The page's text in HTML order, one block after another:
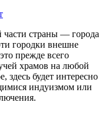
части страны — города
городки внешне
прежде всего
храмов на любой
здесь будет интересно
индуизмом или